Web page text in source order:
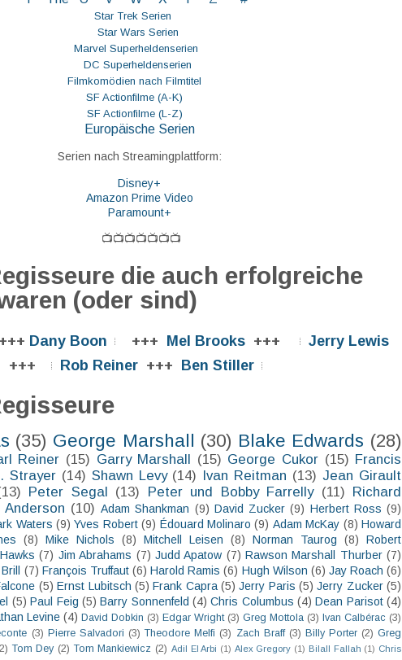
Star Trek Serien
Star Wars Serien
Marvel Superheldenserien
DC Superheldenserien
Filmkomödien nach Filmtitel
SF Actionfilme (A-K)
SF Actionfilme (L-Z)
Europäische Serien
Serien nach Streamingplattform:
Disney+
Amazon Prime Video
Paramount+
📺📺📺📺📺📺📺
die auch erfolgreiche
(oder sind)
Dany Boon +++ Mel Brooks+++
Jerry Lewis
+++
Rob Reiner+++ Ben Stiller
(35) George Marshall (30) Blake Edwards (28)
Reiner (15) Garry Marshall (15) George Cukor (15) Francis
Strayer (14) Shawn Levy (14) Ivan Reitman (13) Jean Girault
Peter Segal (13) Peter und Bobby Farrelly (11) Richard
Anderson (10) Adam Shankman (9) David Zucker (9) Herbert Ross (9)
Waters (9) Yves Robert (9) Édouard Molinaro (9) Adam McKay (8) Howard
(8) Mike Nichols (8) Mitchell Leisen (8) Norman Taurog (8)
Robert
(7) Jim Abrahams (7) Judd Apatow (7) Rawson Marshall Thurber (7)
(7) François Truffaut (6) Harold Ramis (6) Hugh Wilson (6) Jay Roach (6)
(5) Ernst Lubitsch (5) Frank Capra (5) Jerry Paris (5) Jerry Zucker (5)
(5) Paul Feig (5) Barry Sonnenfeld (4) Chris Columbus (4) Dean Parisot (4)
Levine (4) David Dobkin (3) Edgar Wright (3) Greg Mottola (3) Ivan Calbérac (3)
(3) Pierre Salvadori (3) Theodore Melfi (3) Zach Braff (3) Billy Porter (2) Greg
Tom Dey (2) Tom Mankiewicz (2) Adil El Arbi (1) Alex Gregory (1) Bilall Fallah (1) Chris